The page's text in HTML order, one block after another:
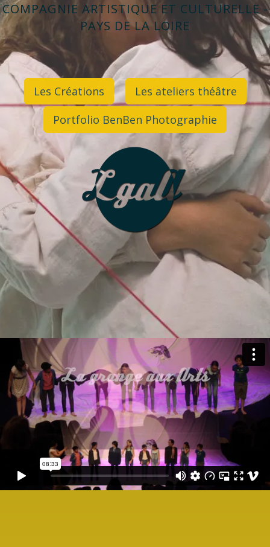
COMPAGNIE ARTISTIQUE ET CULTURELLE -
PAYS DE LA LOIRE
Les Créations
Les ateliers théâtre
Portfolio BenBen Photographie